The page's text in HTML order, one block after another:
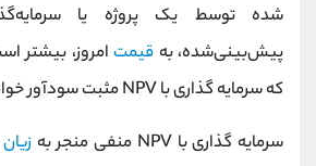
شده توسط یک پروژه یا
پیش‌بینی‌شده، به قیمت امروز، بیشتر
که سرمایه گذاری با NPV مثبت سودآور خواهد بود.
سرمایه گذاری با NPV منفی منجر به
زیان